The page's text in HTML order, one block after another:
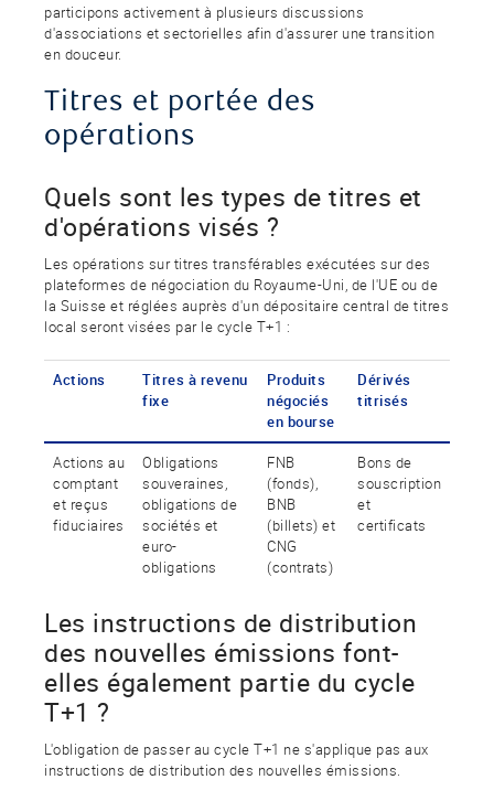
participons activement à plusieurs discussions
d'associations et sectorielles afin d'assurer une transition
en douceur.
Titres et portée des
opérations
Quels sont les types de titres et
d'opérations visés ?
Les opérations sur titres transférables exécutées sur des
plateformes de négociation du Royaume-Uni, de l'UE ou de
la Suisse et réglées auprès d'un dépositaire central de titres
local seront visées par le cycle T+1 :
Actions
Titres à revenu
fixe
Produits
négociés
en bourse
Dérivés
titrisés
Actions au
comptant
et reçus
fiduciaires
Obligations
souveraines,
obligations de
sociétés et
euro-
obligations
FNB
(fonds),
BNB
(billets) et
CNG
(contrats)
Bons de
souscription
et
certificats
Les instructions de distribution
des nouvelles émissions font-
elles également partie du cycle
T+1 ?
L'obligation de passer au cycle T+1 ne s'applique pas aux
instructions de distribution des nouvelles émissions.